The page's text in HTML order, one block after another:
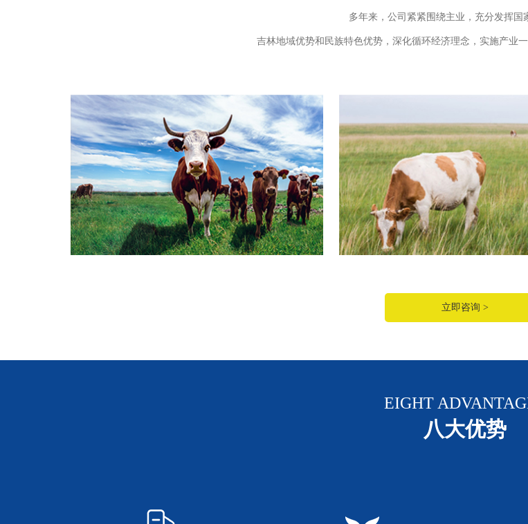
多年来，公司紧紧围绕主业，充分发挥国
吉林地域优势和民族特色优势，深化循环经济理念，实施产业
立即咨询 >
EIGHT
八大优势